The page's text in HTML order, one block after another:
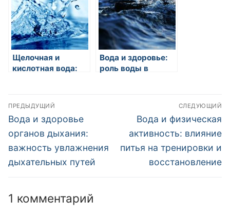
Щелочная и
кислотная вода:
Вода и здоровье:
роль воды в
Навигация
по
записям
ПРЕДЫДУЩИЙ
Предыдущая
запись:
Вода и здоровье
органов дыхания:
важность увлажнения
дыхательных путей
СЛЕДУЮЩИЙ
Следующая
запись:
Вода и физическая
активность: влияние
питья на тренировки и
восстановление
1 комментарий